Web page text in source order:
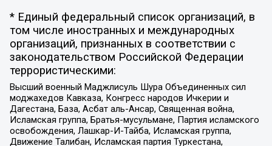
* Единый федеральный список организаций, в
том числе иностранных и международных
организаций, признанных в соответствии с
законодательством Российской Федерации
террористическими:
Высший военный Маджлисуль Шура Объединенных сил
моджахедов Кавказа, Конгресс народов Ичкерии и
Дагестана, База, Асбат аль-Ансар, Священная война,
Исламская группа, Братья-мусульмане, Партия исламского
освобождения, Лашкар-И-Тайба, Исламская группа,
Движение Талибан, Исламская партия Туркестана,